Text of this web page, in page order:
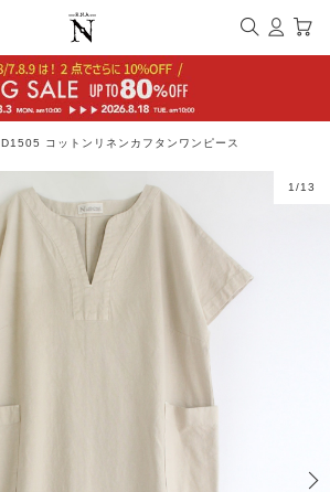
D1505 コットンリネンカフタンワンピース
1 /13